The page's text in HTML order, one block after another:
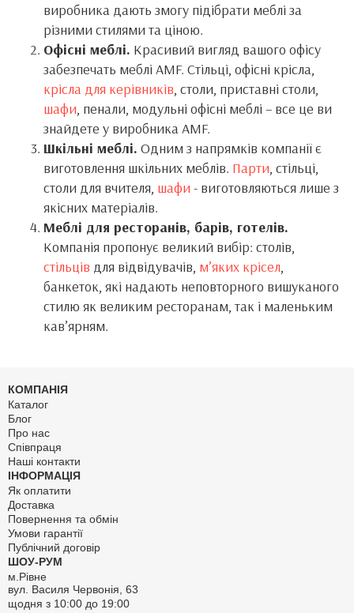
виробника дають змогу підібрати меблі за
різними стилями та ціною.
Офісні меблі. Красивий вигляд вашого офісу
забезпечать меблі AMF. Стільці, офісні крісла,
крісла для керівників, столи, приставні столи,
шафи, пенали, модульні офісні меблі – все це ви
знайдете у виробника AMF.
Шкільні меблі. Одним з напрямків компанії є
виготовлення шкільних меблів. Парти, стільці,
столи для вчителя, шафи - виготовляються лише з
якісних матеріалів.
Меблі для ресторанів, барів, готелів.
Компанія пропонує великий вибір: столів,
стільців для відвідувачів, м’яких крісел,
банкеток, які надають неповторного вишуканого
стилю як великим ресторанам, так і маленьким
кав’ярням.
КОМПАНІЯ
Каталог
Блог
Про нас
Співпраця
Наші контакти
ІНФОРМАЦІЯ
Як оплатити
Доставка
Повернення та обмін
Умови гарантії
Публічний договір
ШОУ-РУМ
м.Рівне
вул. Василя Червонія, 63
щодня з 10:00 до 19:00